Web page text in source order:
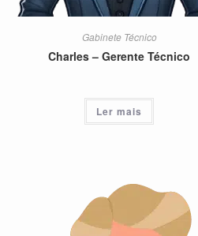
Gabinete Técnico
Charles – Gerente Técnico
Ler mais